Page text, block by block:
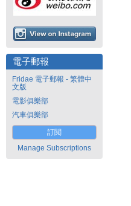
電子郵報
Fridae 電子郵報 - 繁體中
文版
電影俱樂部
汽車俱樂部
訂閱
Manage Subscriptions